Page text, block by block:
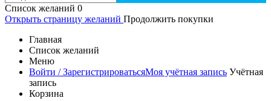
Список желаний 0
Открыть страницу желаний Продолжить покупки
Главная
Список желаний
Меню
Войти / ЗарегистрироватьсяМоя учётная запись Учётная
запись
Корзина